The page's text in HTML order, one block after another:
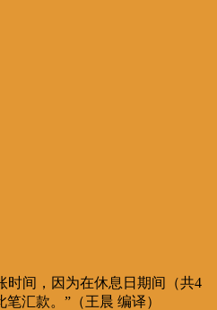
时间，因为在休息日期间（共4
汇款。”（王晨 编译）